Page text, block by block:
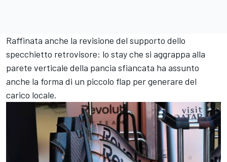
Raffinata anche la revisione del supporto dello
specchietto retrovisore: lo stay che si aggrappa alla
parete verticale della pancia sfiancata ha assunto
anche la forma di un piccolo flap per generare del
carico locale.